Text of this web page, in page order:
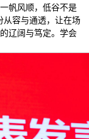
帆风顺，低谷不是
从容与通透，让在场
辽阔与笃定。学会